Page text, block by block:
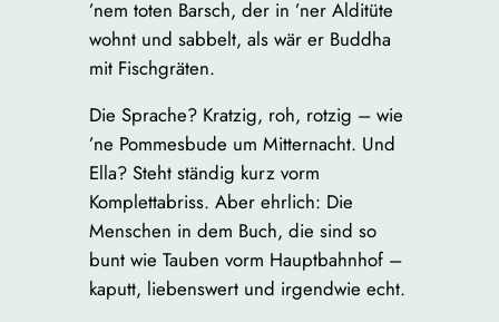
’nem toten Barsch, der in ’ner Alditüte
wohnt und sabbelt, als wär er Buddha
mit Fischgräten.
Die Sprache? Kratzig, roh, rotzig – wie
’ne Pommesbude um Mitternacht. Und
Ella? Steht ständig kurz vorm
Komplettabriss. Aber ehrlich: Die
Menschen in dem Buch, die sind so
bunt wie Tauben vorm Hauptbahnhof –
kaputt, liebenswert und irgendwie echt.